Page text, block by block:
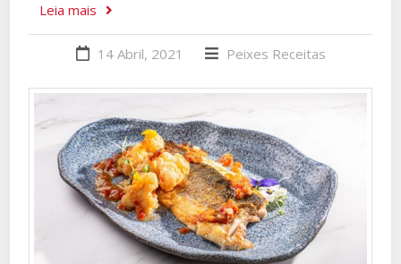
Leia mais
14 Abril, 2021 Peixes Receitas